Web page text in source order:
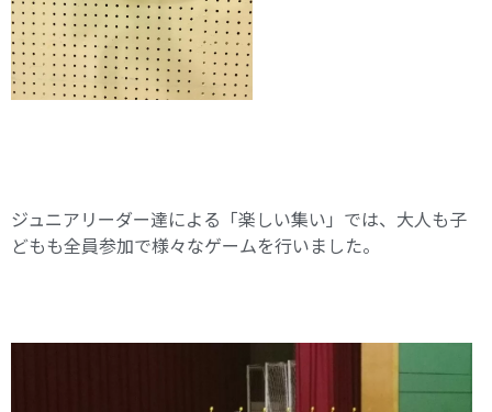
ジュニアリーダー達による「楽しい集い」では、大人も子
どもも全員参加で様々なゲームを行いました。